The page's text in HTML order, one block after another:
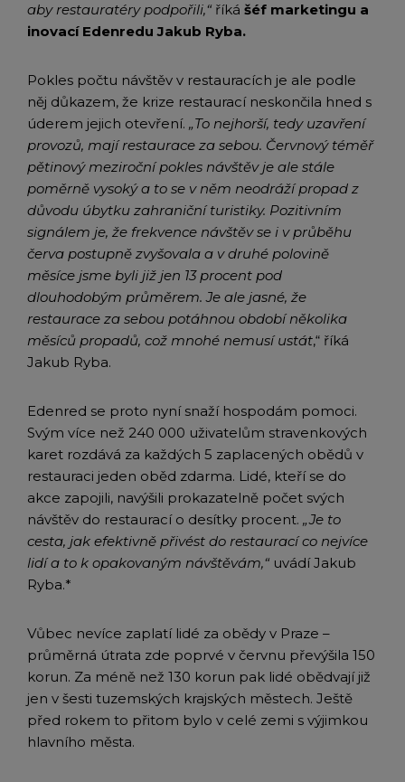
aby restauratéry podpořili,“ říká šéf marketingu a
inovací Edenredu Jakub Ryba.
Pokles počtu návštěv v restauracích je ale podle
něj důkazem, že krize restaurací neskončila hned s
úderem jejich otevření. „To nejhorší, tedy uzavření
provozů, mají restaurace za sebou. Červnový téměř
pětinový meziroční pokles návštěv je ale stále
poměrně vysoký a to se v něm neodráží propad z
důvodu úbytku zahraniční turistiky. Pozitivním
signálem je, že frekvence návštěv se i v průběhu
červa postupně zvyšovala a v druhé polovině
měsíce jsme byli již jen 13 procent pod
dlouhodobým průměrem. Je ale jasné, že
restaurace za sebou potáhnou období několika
měsíců propadů, což mnohé nemusí ustát,“ říká
Jakub Ryba.
Edenred se proto nyní snaží hospodám pomoci.
Svým více než 240 000 uživatelům stravenkových
karet rozdává za každých 5 zaplacených obědů v
restauraci jeden oběd zdarma. Lidé, kteří se do
akce zapojili, navýšili prokazatelně počet svých
návštěv do restaurací o desítky procent. „Je to
cesta, jak efektivně přivést do restaurací co nejvíce
lidí a to k opakovaným návštěvám,“ uvádí Jakub
Ryba.*
Vůbec nevíce zaplatí lidé za obědy v Praze –
průměrná útrata zde poprvé v červnu převýšila 150
korun. Za méně než 130 korun pak lidé obědvají již
jen v šesti tuzemských krajských městech. Ještě
před rokem to přitom bylo v celé zemi s výjimkou
hlavního města.